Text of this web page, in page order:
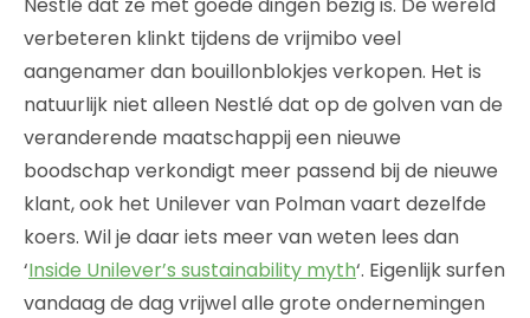
verbeteren klinkt tijdens de vrijmibo veel
aangenamer dan bouillonblokjes verkopen. Het is
natuurlijk niet alleen Nestlé dat op de golven van de
veranderende maatschappij een nieuwe
boodschap verkondigt meer passend bij de nieuwe
klant, ook het Unilever van Polman vaart dezelfde
koers. Wil je daar iets meer van weten lees dan
‘Inside Unilever’s sustainability myth‘. Eigenlijk surfen
vandaag de dag vrijwel alle grote ondernemingen